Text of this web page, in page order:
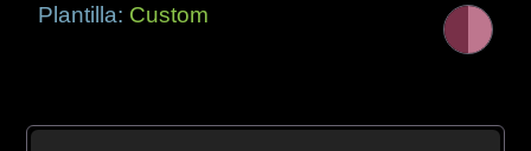
Plantilla: Custom